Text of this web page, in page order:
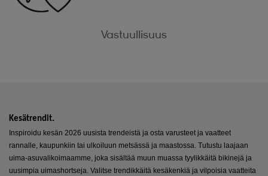
Vastuullisuus
Kesätrendit.
Inspiroidu kesän 2026 uusista trendeistä ja osta varusteet ja vaatteet
rannalle, kaupunkiin tai ulkoiluun metsässä ja maastossa. Tutustu laajaan
uima-asuvalikoimaamme, joka sisältää muun muassa tyylikkäitä bikinejä ja
uusimpia uimashortseja. Valitse trendikkäitä kesäkenkiä ja vilpoisia vaatteita